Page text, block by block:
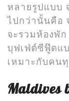
หลายรูปแบบ
ไปกว่านั้นคือ
จะรวมห้องพั
บุฟเฟ่ต์ซีฟู๊ดแ
เหมาะกับคน
Maldives